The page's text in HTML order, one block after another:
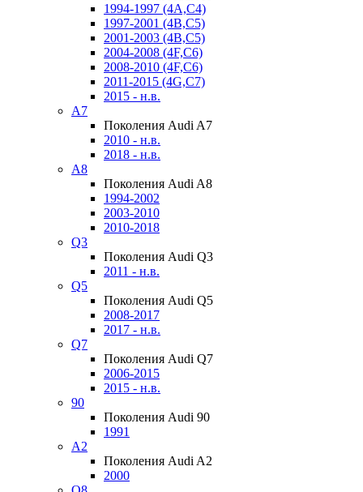
1994-1997 (4A,C4)
1997-2001 (4B,C5)
2001-2003 (4B,C5)
2004-2008 (4F,C6)
2008-2010 (4F,C6)
2011-2015 (4G,C7)
2015 - н.в.
A7
Поколения Audi A7
2010 - н.в.
2018 - н.в.
A8
Поколения Audi A8
1994-2002
2003-2010
2010-2018
Q3
Поколения Audi Q3
2011 - н.в.
Q5
Поколения Audi Q5
2008-2017
2017 - н.в.
Q7
Поколения Audi Q7
2006-2015
2015 - н.в.
90
Поколения Audi 90
1991
A2
Поколения Audi A2
2000